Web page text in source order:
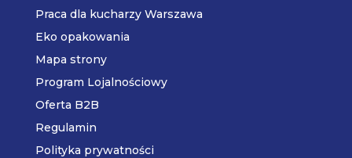
Praca dla kucharzy Warszawa
Eko opakowania
Mapa strony
Program Lojalnościowy
Oferta B2B
Regulamin
Polityka prywatności